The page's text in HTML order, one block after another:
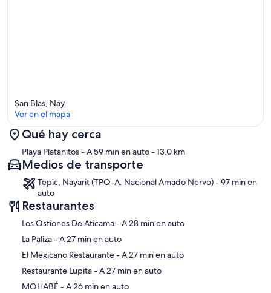
Sección del mapa
San Blas, Nay.
Ver en el mapa
Qué hay cerca
Playa Platanitos- A 59 min en auto- 13.0 km
Medios de transporte
Tepic, Nayarit (TPQ-A. Nacional Amado Nervo) - 97 min en
auto
Restaurantes
‪Los Ostiones De Aticama - ‬A 28 min en auto
‪La Paliza - ‬A 27 min en auto
‪El Mexicano Restaurante - ‬A 27 min en auto
‪Restaurante Lupita - ‬A 27 min en auto
‪MOHABÉ - ‬A 26 min en auto